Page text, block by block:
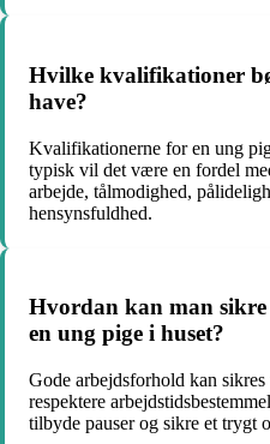
Hvilke kvalifikationer
have?
Kvalifikationerne for en ung
typisk vil det være en fordel
arbejde, tålmodighed,
hensynsfuldhed.
Hvordan kan man
en ung pige i huset?
Gode arbejdsforhold kan
respektere
tilbyde pauser og sikre et trygt